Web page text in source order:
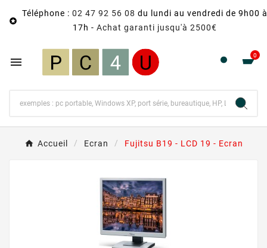

Téléphone : 02 47 92 56 08 du lundi au vendredi de 9h00 à
17h - Achat garanti jusqu'à 2500€
 0
Accueil Ecran Fujitsu B19 - LCD 19 - Ecran